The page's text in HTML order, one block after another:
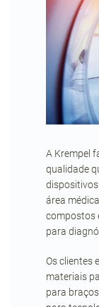
A Krempel
qualidade
área
compostos
para
Os clientes
materiais
para